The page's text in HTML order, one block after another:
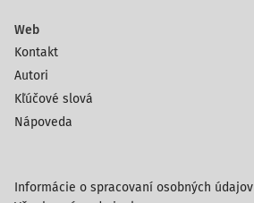
Web
Kontakt
Autori
Kľúčové slová
Nápoveda
Informácie o spracovaní osobných údajov